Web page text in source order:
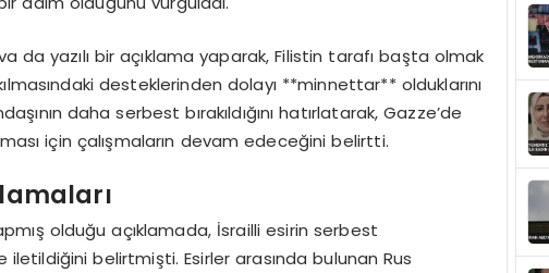
da yazılı bir açıklama yaparak, Filistin tarafı başta olmak
desteklerinden dolayı **minnettar** olduklarını
daha serbest bırakıldığını hatırlatarak, Gazze’de
için çalışmaların devam edeceğini belirtti.
olduğu açıklamada, İsrailli esirin serbest
iletildiğini belirtmişti. Esirler arasında bulunan Rus